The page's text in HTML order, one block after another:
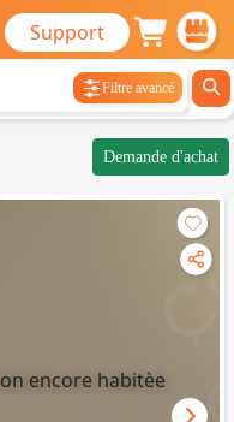
Support
Filtre avancé
Demande d'achat